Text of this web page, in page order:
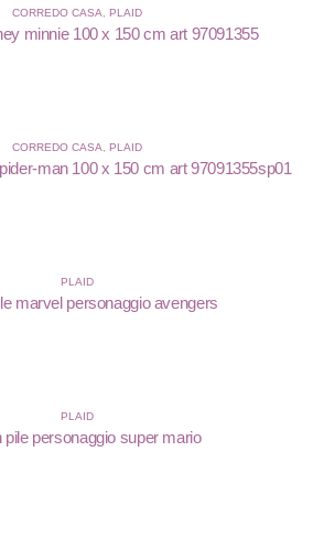
desideri
desideri
desideri
desideri
desideri
desideri
desideri
CORREDO CASA PLAID
minnie 100 x 150 cm art 97091355
desideri
CORREDO CASA PLAID
man 100 x 150 cm art 97091355sp01
desideri
PLAID
marvel personaggio avengers
desideri
PLAID
pile personaggio super mario